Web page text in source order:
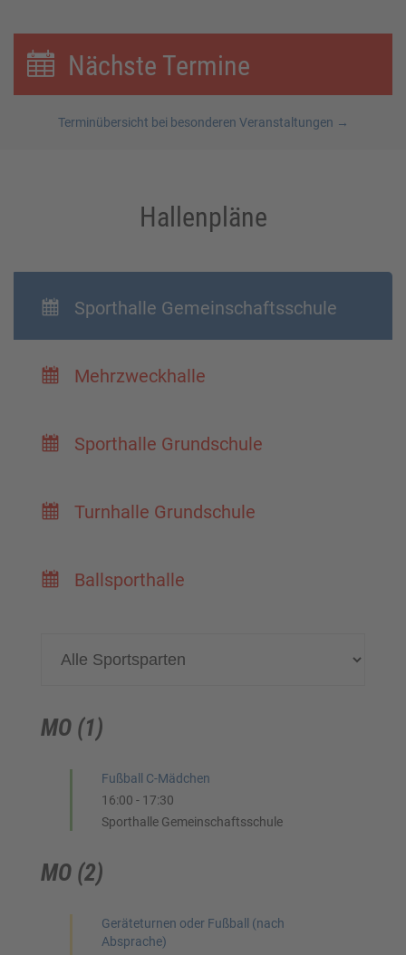
Nächste Termine
Terminübersicht bei besonderen Veranstaltungen →
Hallenpläne
 Sporthalle Gemeinschaftsschule
 Mehrzweckhalle
 Sporthalle Grundschule
 Turnhalle Grundschule
 Ballsporthalle
MO (1)
Fußball C-Mädchen
16:00 - 17:30
Sporthalle Gemeinschaftsschule
MO (2)
Geräteturnen oder Fußball (nach
Absprache)